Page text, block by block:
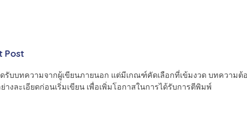
Post
รับบทความจากผู้เขียนภายนอก แต่มีเกณฑ์คัดเลือกที่เข้มงวด บทควา
งละเอียดก่อนเริ่มเขียน เพื่อเพิ่มโอกาสในการได้รับการตีพิมพ์